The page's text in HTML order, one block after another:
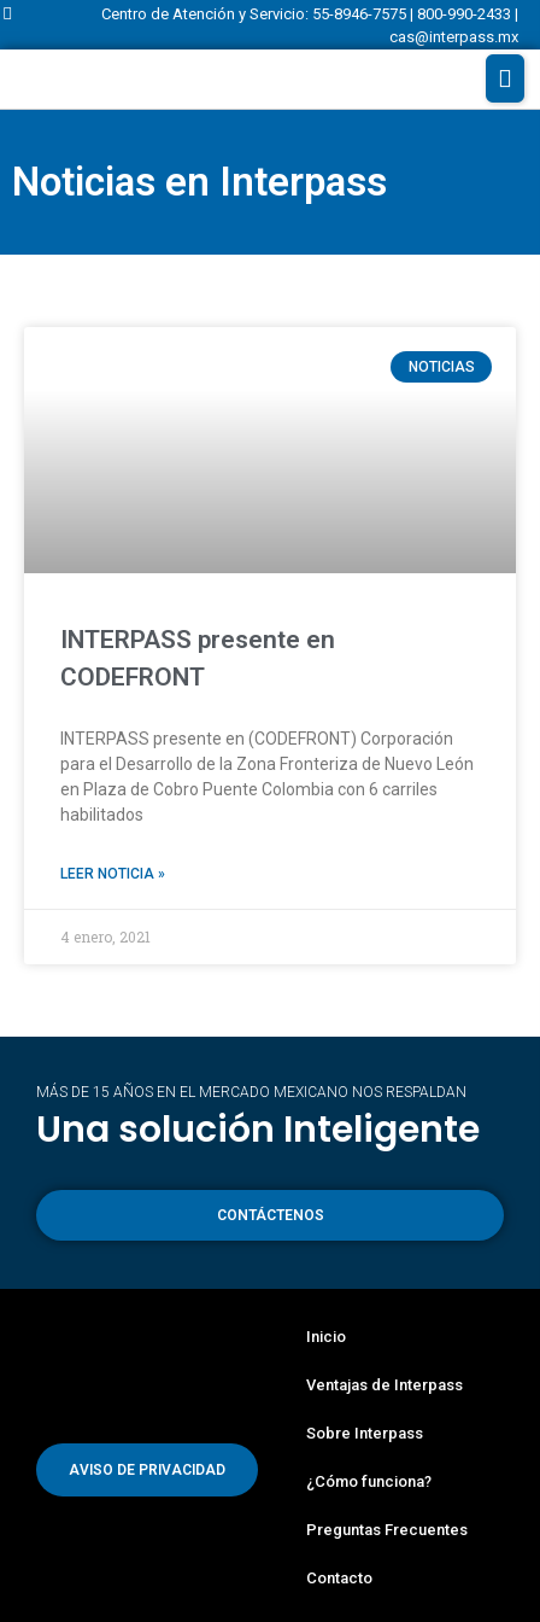
Centro de Atención y Servicio: 55-8946-7575 | 800-990-2433 |
cas@interpass.mx
Noticias en Interpass
NOTICIAS
INTERPASS presente en
CODEFRONT
INTERPASS presente en (CODEFRONT) Corporación
para el Desarrollo de la Zona Fronteriza de Nuevo León
en Plaza de Cobro Puente Colombia con 6 carriles
habilitados
LEER NOTICIA »
4 enero, 2021
MÁS DE 15 AÑOS EN EL MERCADO MEXICANO NOS RESPALDAN
Una solución Inteligente
CONTÁCTENOS
Inicio
Ventajas de Interpass
Sobre Interpass
¿Cómo funciona?
Preguntas Frecuentes
Contacto
AVISO DE PRIVACIDAD